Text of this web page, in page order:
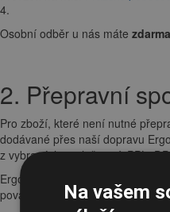
4.
Osobní odběr u nás máte zdarma
2. Přepravní
Pro zboží, které není nutné
dodávané přes naší dopravu
z vybraných společností: PPL,
Ergo-interier si vyhrazuje právo
povaze zboží a jeho rozměrech.
Na vašem